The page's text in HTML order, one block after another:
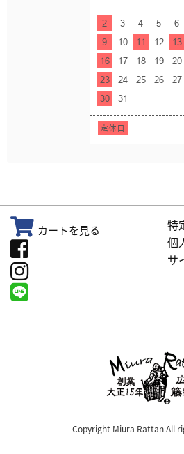
カートを見る
特
個
サ
Copyright Miura Rattan All